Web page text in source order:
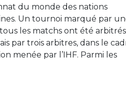
du monde des nations
Un tournoi marqué par
les matchs ont été arbitrés
par trois arbitres, dans le
menée par l’IHF. Parmi les